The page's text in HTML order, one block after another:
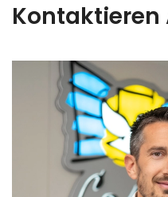
Kontaktieren